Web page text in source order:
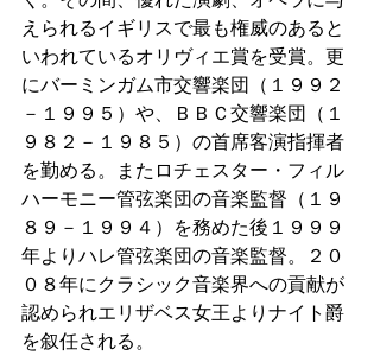
えられるイギリスで最も権威のあると
いわれているオリヴィエ賞を受賞。更
にバーミンガム市交響楽団（１９９２
－１９９５）や、ＢＢＣ交響楽団（１
９８２－１９８５）の首席客演指揮者
を勤める。またロチェスター・フィル
ハーモニー管弦楽団の音楽監督（１９
８９－１９９４）を務めた後１９９９
年よりハレ管弦楽団の音楽監督。２０
０８年にクラシック音楽界への貢献が
認められエリザベス女王よりナイト爵
を叙任される。